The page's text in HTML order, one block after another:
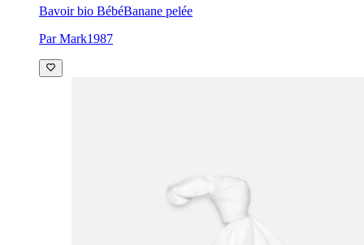
Bavoir bio BébéBanane pelée
Par Mark1987